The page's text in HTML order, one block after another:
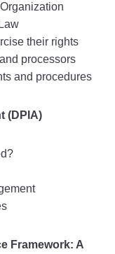
their rights
processors
and procedures
(DPIA)
Framework: A